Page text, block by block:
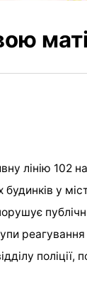
лінію 102
у
реагування
поліції,